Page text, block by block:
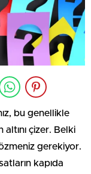
bu genellikle
altını çizer. Belki
gerekiyor.
kapıda